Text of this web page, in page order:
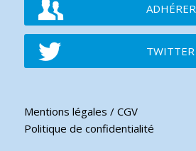
ADHÉRER
TWITTER
Mentions légales / CGV
Politique de confidentialité